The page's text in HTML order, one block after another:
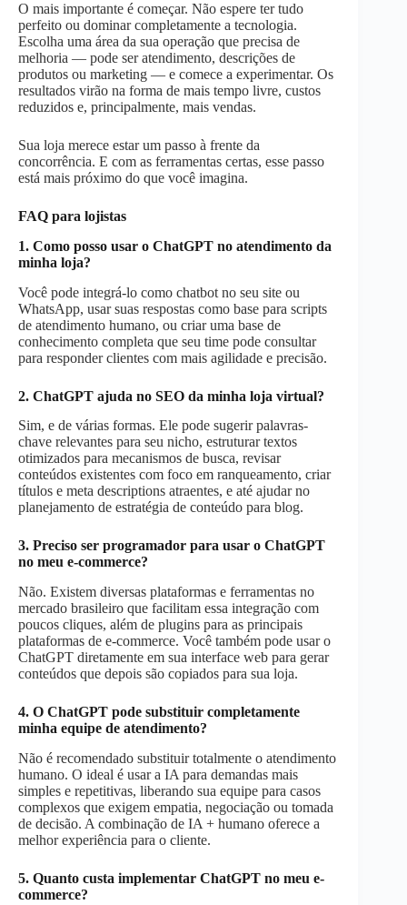
O mais importante é começar. Não espere ter tudo
perfeito ou dominar completamente a tecnologia.
Escolha uma área da sua operação que precisa de
melhoria — pode ser atendimento, descrições de
produtos ou marketing — e comece a experimentar. Os
resultados virão na forma de mais tempo livre, custos
reduzidos e, principalmente, mais vendas.
Sua loja merece estar um passo à frente da
concorrência. E com as ferramentas certas, esse passo
está mais próximo do que você imagina.
FAQ para lojistas
1. Como posso usar o ChatGPT no atendimento da
minha loja?
Você pode integrá-lo como chatbot no seu site ou
WhatsApp, usar suas respostas como base para scripts
de atendimento humano, ou criar uma base de
conhecimento completa que seu time pode consultar
para responder clientes com mais agilidade e precisão.
2. ChatGPT ajuda no SEO da minha loja virtual?
Sim, e de várias formas. Ele pode sugerir palavras-
chave relevantes para seu nicho, estruturar textos
otimizados para mecanismos de busca, revisar
conteúdos existentes com foco em ranqueamento, criar
títulos e meta descriptions atraentes, e até ajudar no
planejamento de estratégia de conteúdo para blog.
3. Preciso ser programador para usar o ChatGPT
no meu e-commerce?
Não. Existem diversas plataformas e ferramentas no
mercado brasileiro que facilitam essa integração com
poucos cliques, além de plugins para as principais
plataformas de e-commerce. Você também pode usar o
ChatGPT diretamente em sua interface web para gerar
conteúdos que depois são copiados para sua loja.
4. O ChatGPT pode substituir completamente
minha equipe de atendimento?
Não é recomendado substituir totalmente o atendimento
humano. O ideal é usar a IA para demandas mais
simples e repetitivas, liberando sua equipe para casos
complexos que exigem empatia, negociação ou tomada
de decisão. A combinação de IA + humano oferece a
melhor experiência para o cliente.
5. Quanto custa implementar ChatGPT no meu e-
commerce?